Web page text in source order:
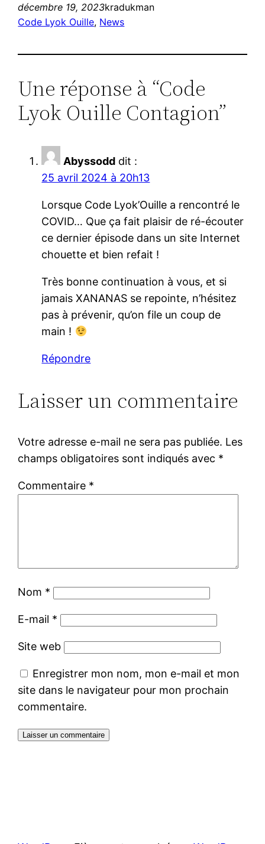
décembre 19, 2023kradukman
Code Lyok Ouille, News
Une réponse à “Code
Lyok Ouille Contagion”
Abyssodd dit :
25 avril 2024 à 20h13
Lorsque Code Lyok’Ouille a rencontré le
COVID… Que ça fait plaisir de ré-écouter
ce dernier épisode dans un site Internet
chouette et bien refait !
Très bonne continuation à vous, et si
jamais XANANAS se repointe, n’hésitez
pas à prévenir, qu’on file un coup de
main !
Répondre
Laisser un commentaire
Votre adresse e-mail ne sera pas publiée. Les
champs obligatoires sont indiqués avec *
Commentaire *
Nom *
E-mail *
Site web
Enregistrer mon nom, mon e-mail et mon
site dans le navigateur pour mon prochain
commentaire.